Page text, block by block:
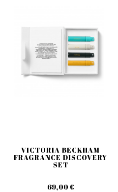
VICTORIA BECKHAM
FRAGRANCE DISCOVERY
SET
69,00 €